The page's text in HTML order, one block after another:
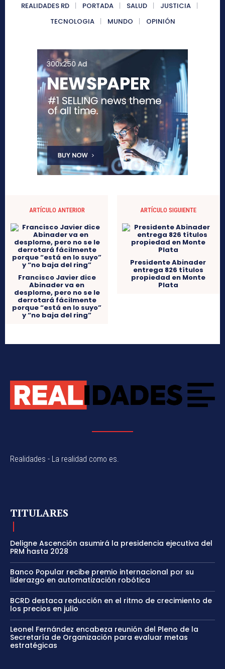
REALIDADES RD PORTADA SALUD
JUSTICIA
TECNOLOGIA
MUNDO OPINIÓN
ARTÍCULO ANTERIOR
Francisco Javier dice
Abinader va en
desplome, pero no se le
derrotará fácilmente
porque “está en lo suyo”
y “no baja del ring”
ARTÍCULO SIGUIENTE
Presidente Abinader
entrega 826 títulos
propiedad en Monte
Plata
Realidades - La realidad como es.
TITULARES
Deligne Ascención asumirá la presidencia ejecutiva del
PRM hasta 2028
Banco Popular recibe premio internacional por su
liderazgo en automatización robótica
BCRD destaca reducción en el ritmo de crecimiento de
los precios en julio
Leonel Fernández encabeza reunión del Pleno de la
Secretaría de Organización para evaluar metas
estratégicas